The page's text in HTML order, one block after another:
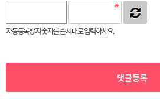
자동등록방지 숫자를 순서대로 입력하세요.